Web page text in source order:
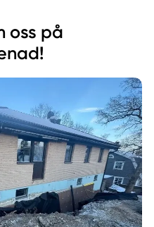
oss på